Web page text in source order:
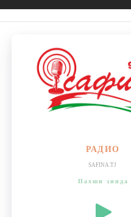
РАДИО
SAFINA.TJ
Пахши зинда